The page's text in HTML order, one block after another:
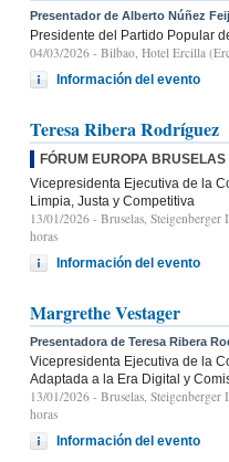
Presentador de Alberto Núñez
Presidente del Partido Popular
04/03/2026 - Bilbao, Hotel Ercilla
Información del evento
Teresa Ribera Rodríguez
FÓRUM EUROPA BRUSELAS
Vicepresidenta Ejecutiva de la
Limpia, Justa y Competitiva
13/01/2026 - Bruselas,
horas
Información del evento
Margrethe Vestager
Presentadora de Teresa Ribera
Vicepresidenta Ejecutiva de la
Adaptada a la Era Digital y
13/01/2026 - Bruselas,
horas
Información del evento